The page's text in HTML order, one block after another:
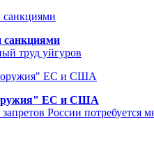
санкциями
труд уйгуров
ЕС и США
России потребуется